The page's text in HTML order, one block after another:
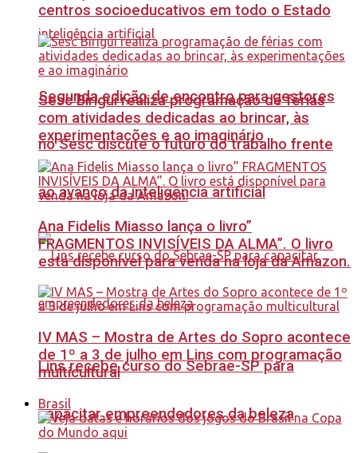
Segunda edição de encontro para gestores
no Sesc discute o futuro do trabalho frente
ao avanço da inteligência artificial
Lins recebe curso do Sebrae-SP para
capacitar empreendedores da beleza
centros socioeducativos em todo o Estado
Sesc Birigui realiza programação de férias
com atividades dedicadas ao brincar, às
experimentações e ao imaginário
Ana Fidelis Miasso lança o livro”
FRAGMENTOS INVISÍVEIS DA ALMA”. O livro
está disponível para venda na loja da Amazon.
IV MAS – Mostra de Artes do Sopro acontece
de 1º a 3 de julho em Lins com programação
multicultural
Brasil